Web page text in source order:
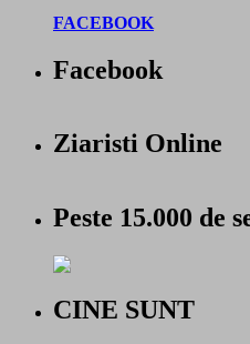
FACEBOOK
Facebook
Ziaristi Online
Peste 15.000 de
CINE SUNT